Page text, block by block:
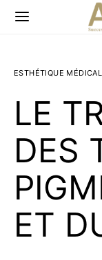
ESTHÉTIQUE
LE
DES
ET